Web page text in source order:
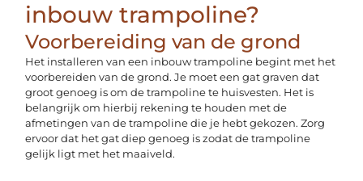
inbouw trampoline?
Voorbereiding van de grond
Het installeren van een inbouw trampoline begint met het
voorbereiden van de grond. Je moet een gat graven dat
groot genoeg is om de trampoline te huisvesten. Het is
belangrijk om hierbij rekening te houden met de
afmetingen van de trampoline die je hebt gekozen. Zorg
ervoor dat het gat diep genoeg is zodat de trampoline
gelijk ligt met het maaiveld.